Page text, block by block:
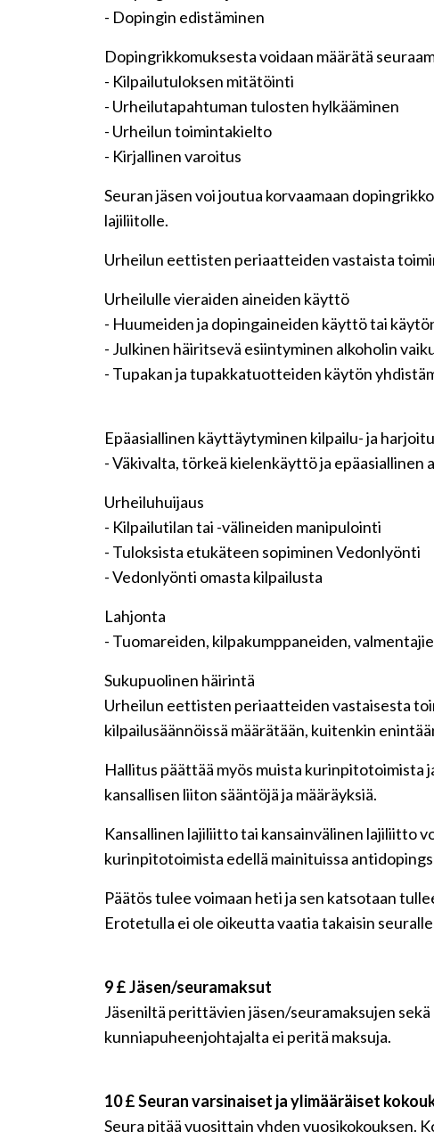
- Dopingin edistäminen
Dopingrikkomuksesta voidaan määrätä
- Kilpailutuloksen mitätöinti
- Urheilutapahtuman tulosten hylkääminen
- Urheilun toimintakielto
- Kirjallinen varoitus
Seuran jäsen voi joutua korvaamaan
lajiliitolle.
Urheilun eettisten periaatteiden vastaista
Urheilulle vieraiden aineiden käyttö
- Huumeiden ja dopingaineiden käyttö tai
- Julkinen häiritsevä esiintyminen alkoholin
- Tupakan ja tupakkatuotteiden käytön
Epäasiallinen käyttäytyminen kilpailu- ja
- Väkivalta, törkeä kielenkäyttö ja
Urheiluhuijaus
- Kilpailutilan tai -välineiden manipulointi
- Tuloksista etukäteen sopiminen Vedonlyönti
- Vedonlyönti omasta kilpailusta
Lahjonta
- Tuomareiden, kilpakumppaneiden,
Sukupuolinen häirintä
Urheilun eettisten periaatteiden vastaisesta
kilpailusäännöissä määrätään, kuitenkin
Hallitus päättää myös muista kurinpitotoimista
kansallisen liiton sääntöjä ja määräyksiä.
Kansallinen lajiliitto tai kansainvälinen lajiliitto
kurinpitotoimista edellä mainituissa
Päätös tulee voimaan heti ja sen katsotaan
Erotetulla ei ole oikeutta vaatia takaisin
9 £ Jäsen/seuramaksut
Jäseniltä perittävien jäsen/seuramaksujen
kunniapuheenjohtajalta ei peritä maksuja.
10 £ Seuran varsinaiset ja ylimääräiset
Seura pitää vuosittain yhden vuosikokouksen.